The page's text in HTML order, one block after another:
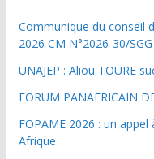
Communique du conseil
2026 CM N°2026-30/SGG
UNAJEP : Aliou TOURE
FORUM PANAFRICAIN
FOPAME 2026 : un
Afrique